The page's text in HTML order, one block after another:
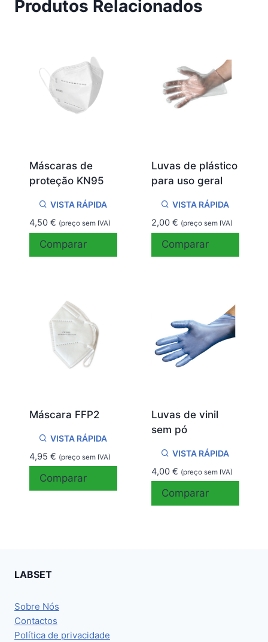
Produtos Relacionados
Máscaras de
proteção KN95
VISTA RÁPIDA
4,50 € (preço sem IVA)
Comparar
Luvas de plástico
para uso geral
VISTA RÁPIDA
2,00 € (preço sem IVA)
Comparar
Máscara FFP2
VISTA RÁPIDA
4,95 € (preço sem IVA)
Comparar
Luvas de vinil
sem pó
VISTA RÁPIDA
4,00 € (preço sem IVA)
Comparar
LABSET
Sobre Nós
Contactos
Política de privacidade